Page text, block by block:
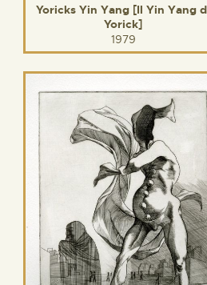
Yoricks Yin Yang [Il Yin Yang
Yorick]
1979